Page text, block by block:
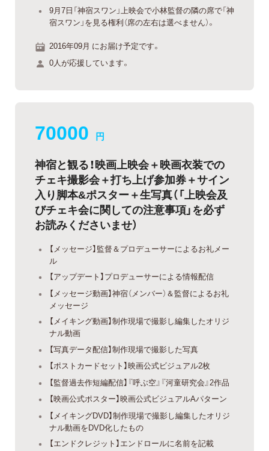
9月7日「神宿スワン」上映会で小林監督の隣の席で「神
宿スワン」を見る権利（席の左右は選べません）。
2016年09月 にお届け予定です。
0人が応援しています。
70000 円
神宿と観る！映画上映会＋映画衣装での
チェキ撮影会＋打ち上げ参加券＋サイン
入り脚本&ポスター＋生写真（「上映会及
びチェキ会に関しての注意事項」を必ず
お読みくださいませ）
【メッセージ】監督＆プロデューサーによるお礼メー
ル
【アップデート】プロデューサーによる情報配信
【メッセージ動画】神宿（メンバー）＆監督によるお礼
メッセージ
【メイキング動画】制作現場で撮影し編集したオリジ
ナル動画
【写真データ配信】制作現場で撮影した写真
【ポストカードセット】映画公式ビジュアル2枚
【監督過去作短編配信】『呼ぶ空』『河童研究会』2作品
【映画公式ポスター】映画公式ビジュアルAパターン
【メイキングDVD】制作現場で撮影し編集したオリジ
ナル動画をDVD化したもの
【エンドクレジット】エンドロールに名前を記載